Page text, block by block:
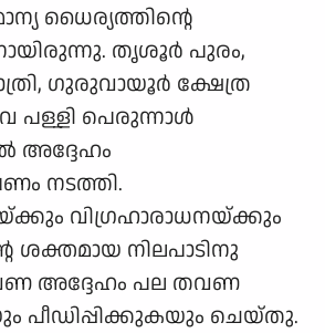
ധൈര്യത്തിന്റെ
തൃശൂർ പുരം,
ഗുരുവായൂർ ക്ഷേത്ര
പള്ളി പെരുന്നാൾ
അദ്ദേഹം
നടത്തി.
വിഗ്രഹാരാധനയ്ക്കും
ശക്തമായ നിലപാടിനു
അദ്ദേഹം പല തവണ
പീഡിപ്പിക്കുകയും ചെയ്തു.